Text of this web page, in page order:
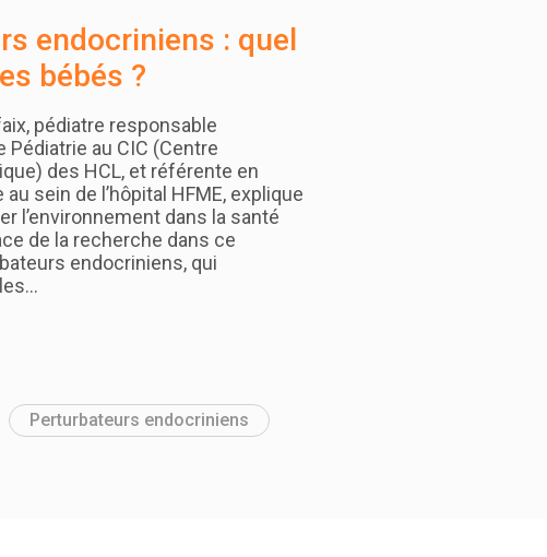
endocriniens : quel
bébés ?
pédiatre responsable
Pédiatrie au CIC (Centre
des HCL, et référente en
sein de l’hôpital HFME, explique
l’environnement dans la santé
de la recherche dans ce
endocriniens, qui
Perturbateurs endocriniens